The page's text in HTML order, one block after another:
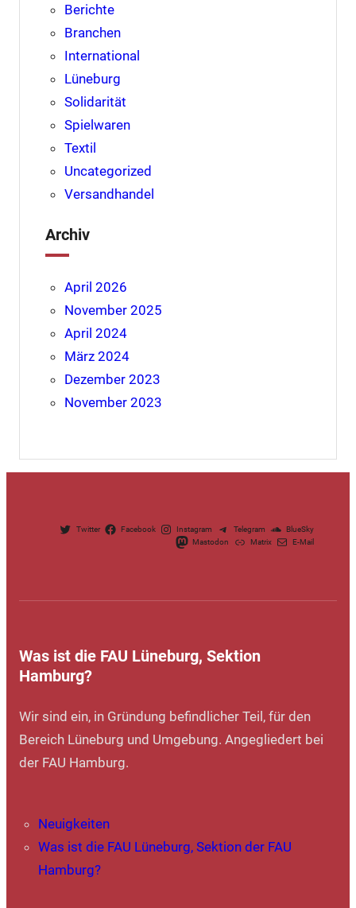
Berichte
Branchen
International
Lüneburg
Solidarität
Spielwaren
Textil
Uncategorized
Versandhandel
Archiv
April 2026
November 2025
April 2024
März 2024
Dezember 2023
November 2023
Twitter Facebook Instagram Telegram
BlueSky
Mastodon
Matrix E-Mail
Was ist die FAU Lüneburg, Sektion
Hamburg?
Wir sind ein, in Gründung befindlicher Teil, für den
Bereich Lüneburg und Umgebung. Angegliedert bei
der FAU Hamburg.
Neuigkeiten
Was ist die FAU Lüneburg, Sektion der FAU
Hamburg?